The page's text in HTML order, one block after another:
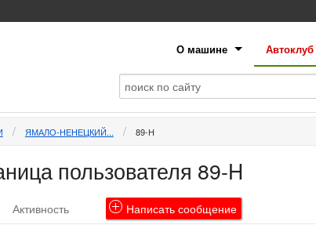
О машине Автоклуб
ЯМАЛО-НЕНЕЦКИЙ... 89-H
пользователя 89-H
Активность Написатьсообщение